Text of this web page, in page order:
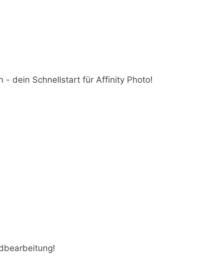
- dein Schnellstart für Affinity Photo!